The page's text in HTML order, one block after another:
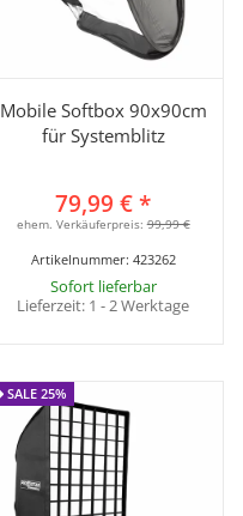
Mobile Softbox 90x90cm
für Systemblitz
79,99 €*
ehem. Verkäuferpreis:99,99 €
Artikelnummer: 423262
Sofort lieferbar
Lieferzeit: 1 - 2 Werktage
SALE 25%
SALE 25%